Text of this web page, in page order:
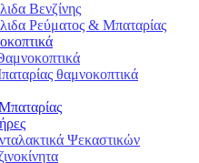
Βενζίνης
Ρεύματος & Μπαταρίας
θαμνοκοπτικά
Ψεκαστικών